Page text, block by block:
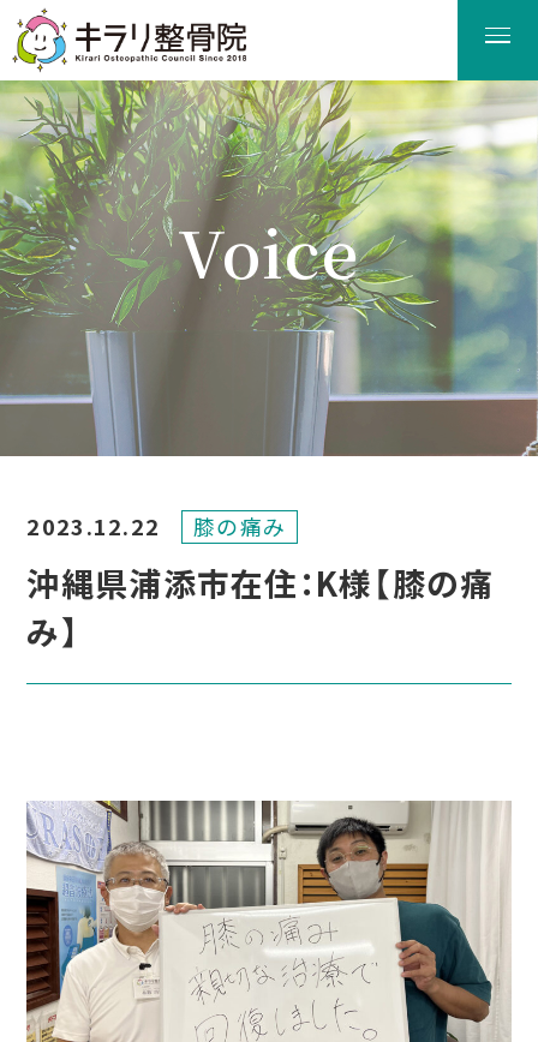
Voice
患者様の声
沖縄県浦添市在住：K様【膝の痛
み】
2023.12.22 膝の痛み